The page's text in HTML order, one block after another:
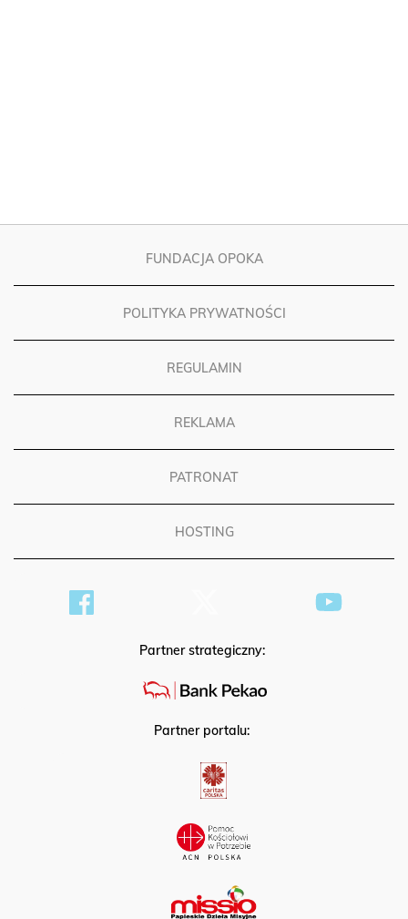
FUNDACJA OPOKA
POLITYKA PRYWATNOŚCI
REGULAMIN
REKLAMA
PATRONAT
HOSTING
Partner strategiczny:
Partner portalu: